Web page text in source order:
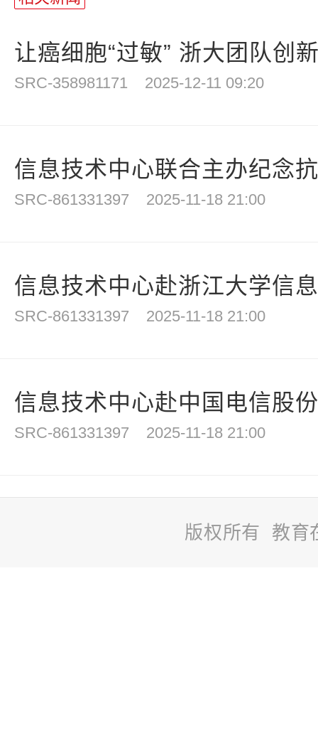
让癌细胞“过敏” 浙大团队创
SRC-358981171 2025-12-11 09:20
信息技术中心联合主办纪念
SRC-861331397 2025-11-18 21:00
信息技术中心赴浙江大学信
SRC-861331397 2025-11-18 21:00
信息技术中心赴中国电信股
SRC-861331397 2025-11-18 21:00
版权所有 教育